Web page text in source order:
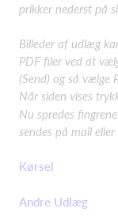
prikker nederst på
Billeder af udlæg
PDF filer ved at
(Send) og så vælge
Når siden vises
Nu spredes
sendes på mail
Kørsel
Andre Udlæg